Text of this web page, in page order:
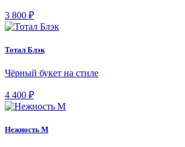
3 800 ₽
Тотал Блэк
Чёрный букет на стиле
4 400 ₽
Нежность М